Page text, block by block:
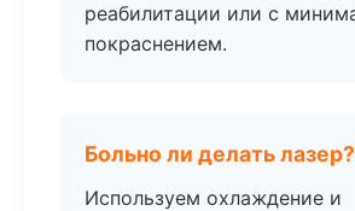
реабилитации или с
покраснением.
Больно ли делать лазер?
Используем охлаждение и